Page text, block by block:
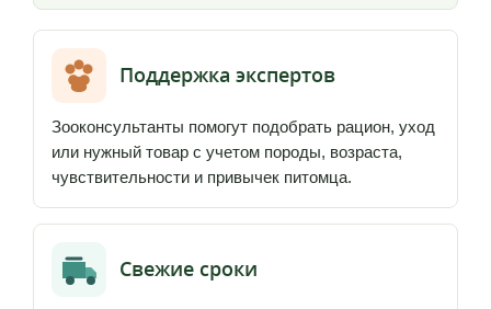
Поддержка экспертов
Зооконсультанты помогут подобрать рацион, уход
или нужный товар с учетом породы, возраста,
чувствительности и привычек питомца.
Свежие сроки